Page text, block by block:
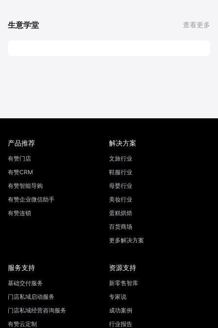
生意学堂 查看更多
产品推荐
有赞门店
有赞CRM
有赞智能导购
有赞企业微信助手
有赞连锁
解决方案
文旅行业
鞋服行业
母婴行业
美妆行业
蛋糕烘焙
百货商场
更多解决方案
服务支持
基础交付服务
门店私域启动服务
门店私域经营咨询服务
有赞云定制
资源支持
新零售智库
专家说
成功案例
行业报告